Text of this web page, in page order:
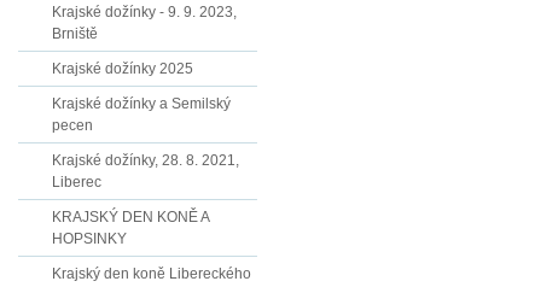
Krajské dožínky - 9. 9. 2023,
Brniště
Krajské dožínky 2025
Krajské dožínky a Semilský
pecen
Krajské dožínky, 28. 8. 2021,
Liberec
KRAJSKÝ DEN KONĚ A
HOPSINKY
Krajský den koně Libereckého